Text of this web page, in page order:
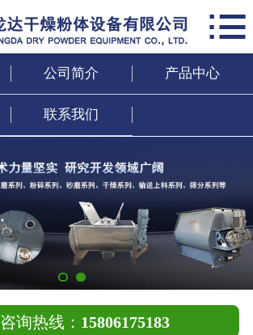
网站首页
联系我们

公司简介 产品中心
联系我们
咨询热线： 15806175183